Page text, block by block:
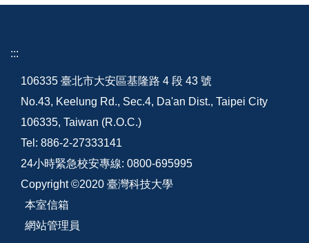
:::
106335 臺北市大安區基隆路 4 段 43 號
No.43, Keelung Rd., Sec.4, Da'an Dist., Taipei City
106335, Taiwan (R.O.C.)
Tel: 886-2-27333141
24小時緊急校安專線: 0800-695995
Copyright ©2020 臺灣科技大學
本室信箱
網站管理員